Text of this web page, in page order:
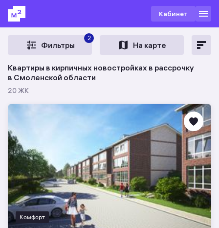
Кабинет
Фильтры
2
На карте
Квартиры в кирпичных новостройках в рассрочку
в Смоленской области
20 ЖК
Комфорт